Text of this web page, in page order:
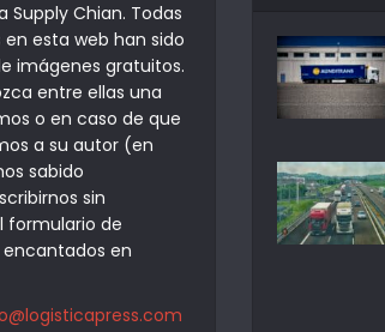
Supply Chian. Todas
esta web han sido
imágenes gratuitos.
entre ellas una
o en caso de que
a su autor (en
sabido
sin
formulario de
en